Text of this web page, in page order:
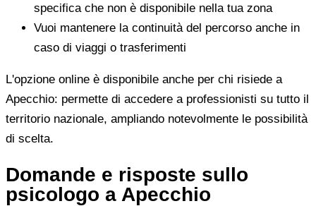
specifica che non è disponibile nella tua zona
Vuoi mantenere la continuità del percorso anche in
caso di viaggi o trasferimenti
L'opzione online è disponibile anche per chi risiede a
Apecchio: permette di accedere a professionisti su tutto il
territorio nazionale, ampliando notevolmente le possibilità
di scelta.
Domande e risposte sullo
psicologo a Apecchio